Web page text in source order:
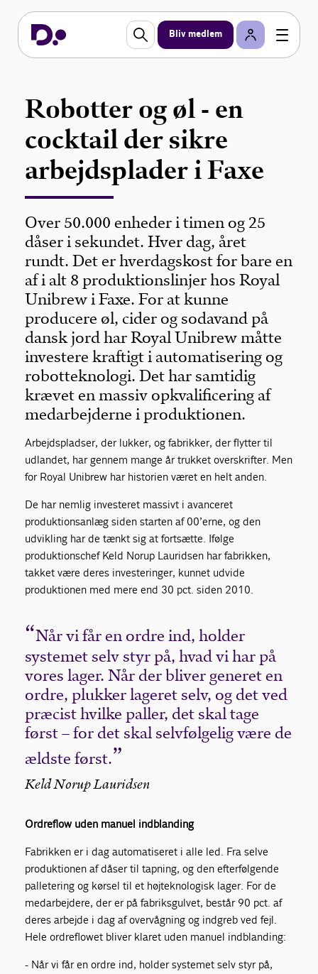
Bliv medlem
Robotter og øl - en
cocktail der sikre
arbejdsplader i Faxe
Over 50.000 enheder i timen og 25
dåser i sekundet. Hver dag, året
rundt. Det er hverdagskost for bare en
af i alt 8 produktionslinjer hos Royal
Unibrew i Faxe. For at kunne
producere øl, cider og sodavand på
dansk jord har Royal Unibrew måtte
investere kraftigt i automatisering og
robotteknologi. Det har samtidig
krævet en massiv opkvalificering af
medarbejderne i produktionen.
Arbejdspladser, der lukker, og fabrikker, der flytter til
udlandet, har gennem mange år trukket overskrifter. Men
for Royal Unibrew har historien været en helt anden.
De har nemlig investeret massivt i avanceret
produktionsanlæg siden starten af 00’erne, og den
udvikling har de tænkt sig at fortsætte. Ifølge
produktionschef Keld Norup Lauridsen har fabrikken,
takket være deres investeringer, kunnet udvide
produktionen med mere end 30 pct. siden 2010.
Når vi får en ordre ind, holder
systemet selv styr på, hvad vi har på
vores lager. Når der bliver generet en
ordre, plukker lageret selv, og det ved
præcist hvilke paller, det skal tage
først – for det skal selvfølgelig være de
ældste først.
Keld Norup Lauridsen
Ordreflow uden manuel indblanding
Fabrikken er i dag automatiseret i alle led. Fra selve
produktionen af dåser til tapning, og den efterfølgende
palletering og kørsel til et højteknologisk lager. For de
medarbejdere, der er på fabriksgulvet, består 90 pct. af
deres arbejde i dag af overvågning og indgreb ved fejl.
Hele ordreflowet bliver klaret uden manuel indblanding:
- Når vi får en ordre ind, holder systemet selv styr på,